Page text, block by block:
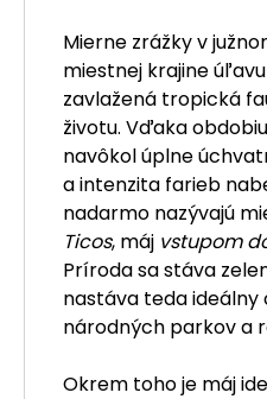
Mierne zrážky v
miestnej krajine
zavlažená tropická
životu. Vďaka
navôkol úplne
a intenzita farieb
nadarmo nazývajú
Ticos, máj vstupom
Príroda sa stáva
nastáva teda ideálny
národných parkov a
Okrem toho je máj